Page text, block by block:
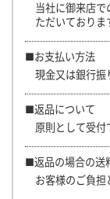
当社に御来店で
ただいておりま
■お支払い方法
現金又は銀行振
■返品について
原則として受付
■返品の場合の送
お客様のご負担